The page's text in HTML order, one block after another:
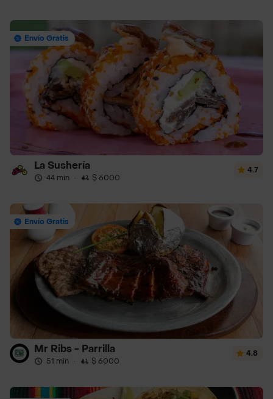
Envío Gratis
La Sushería
44 min · $ 6000
4.7
Envío Gratis
Mr Ribs - Parrilla
51 min · $ 6000
4.8